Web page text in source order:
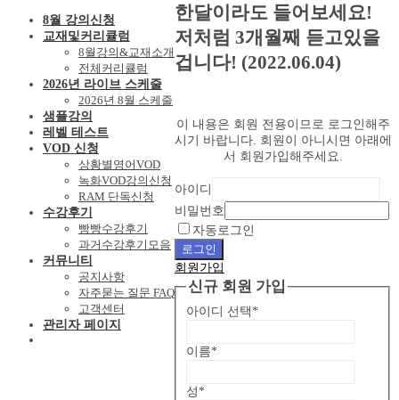
8월 강의신청
교재및커리큘럼
8월강의&교재소개
전체커리큘럼
2026년 라이브 스케줄
2026년 8월 스케줄
샘플강의
레벨 테스트
VOD 신청
상황별영어VOD
녹화VOD강의신청
RAM 단독신청
수강후기
빵빵수강후기
과거수강후기모음
커뮤니티
공지사항
자주묻는 질문 FAQ
고객센터
관리자 페이지
한달이라도 들어보세요!
저처럼 3개월째 듣고있을
겁니다! (2022.06.04)
이 내용은 회원 전용이므로 로그인해주
시기 바랍니다. 회원이 아니시면 아래에
서 회원가입해주세요.
아이디
비밀번호
자동로그인
로그인
회원가입
신규 회원 가입
아이디 선택 *
이름*
성 *